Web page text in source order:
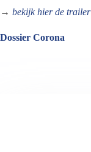
→ bekijk hier de trailer
Dossier Corona